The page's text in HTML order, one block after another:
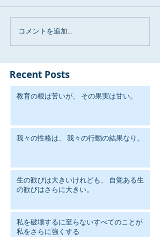
コメントを追加…
Recent Posts
教育の根は苦いが、 その果実は甘い。
我々の性格は、 我々の行動の結果なり。
生の歓びは大きいけれども、 自覚ある生
の歓びはさらに大きい。
私を破壊するに至らないすべてのことが
私をさらに強くする